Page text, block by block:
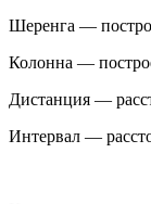
Шеренга —
Колонна —
Дистанция —
Интервал —